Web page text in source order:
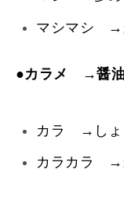
マシマシ →
●カラメ →醤油
カラ →しょ
カラカラ →